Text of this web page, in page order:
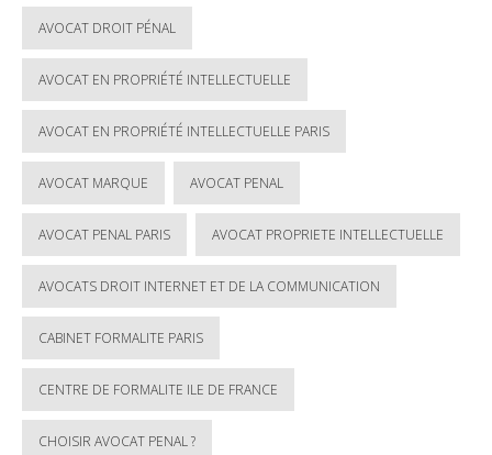
AVOCAT DROIT PÉNAL
AVOCAT EN PROPRIÉTÉ INTELLECTUELLE
AVOCAT EN PROPRIÉTÉ INTELLECTUELLE PARIS
AVOCAT MARQUE AVOCAT PENAL
AVOCAT PENAL PARIS AVOCAT PROPRIETE INTELLECTUELLE
AVOCATS DROIT INTERNET ET DE LA COMMUNICATION
CABINET FORMALITE PARIS
CENTRE DE FORMALITE ILE DE FRANCE
CHOISIR AVOCAT PENAL ?